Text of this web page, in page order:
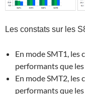
Les constats sur les
En mode SMT1, les
performants que
En mode SMT2, les
performants que